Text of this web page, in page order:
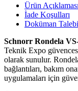
Ürün Açıklaması
İade Koşulları
Doküman
Schnorr Rondela
Teknik Expo
olarak sunulur.
bağlantıları, bakım
uygulamaları için